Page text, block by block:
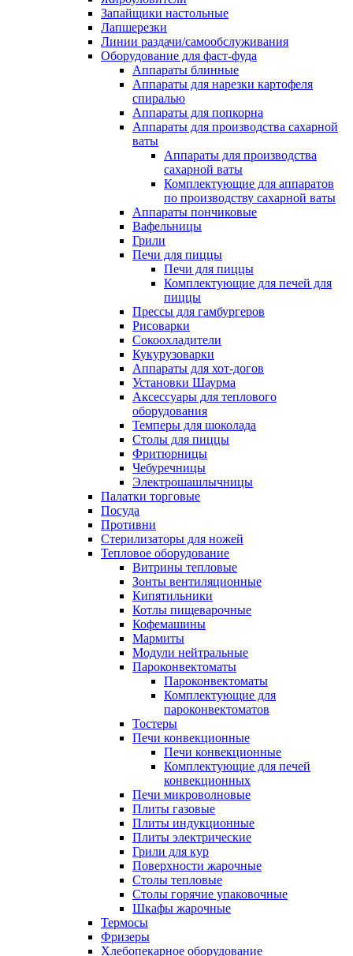
Запайщики настольные
Лапшерезки
Линии раздачи/самообслуживания
Оборудование для фаст-фуда
Аппараты блинные
Аппараты для нарезки картофеля
спиралью
Аппараты для попкорна
Аппараты для производства сахарной
ваты
Аппараты для производства
сахарной ваты
Комплектующие для аппаратов
по производству сахарной ваты
Аппараты пончиковые
Вафельницы
Грили
Печи для пиццы
Печи для пиццы
Комплектующие для печей для
пиццы
Прессы для гамбургеров
Рисоварки
Сокоохладители
Кукурузоварки
Аппараты для хот-догов
Установки Шаурма
Аксессуары для теплового
оборудования
Темперы для шоколада
Столы для пиццы
Фритюрницы
Чебуречницы
Электрошашлычницы
Палатки торговые
Посуда
Противни
Стерилизаторы для ножей
Тепловое оборудование
Витрины тепловые
Зонты вентиляционные
Кипятильники
Котлы пищеварочные
Кофемашины
Мармиты
Модули нейтральные
Пароконвектоматы
Пароконвектоматы
Комплектующие для
пароконвектоматов
Тостеры
Печи конвекционные
Печи конвекционные
Комплектующие для печей
конвекционных
Печи микроволновые
Плиты газовые
Плиты индукционные
Плиты электрические
Грили для кур
Поверхности жарочные
Столы тепловые
Столы горячие упаковочные
Шкафы жарочные
Термосы
Фризеры
Хлебопекарное оборудование